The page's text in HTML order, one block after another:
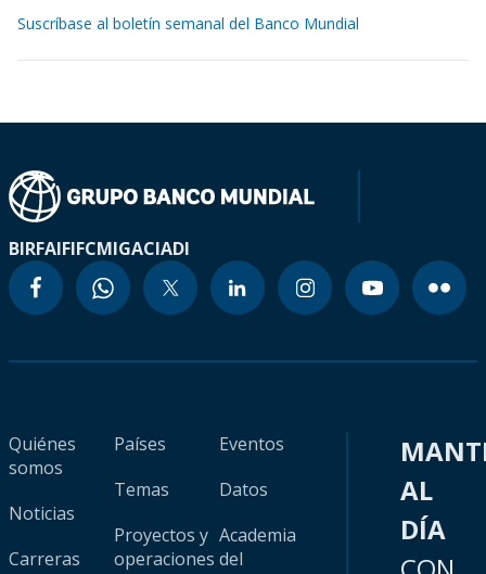
Suscríbase al boletín semanal del Banco Mundial
BIRFAIFIFCMIGACIADI
Quiénes
somos
Noticias
Carreras
Países
Temas
Proyectos y
operaciones
Eventos
Datos
Academia
del
AL
DÍA